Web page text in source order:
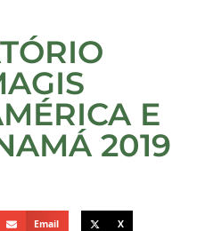
E
2019
Email X